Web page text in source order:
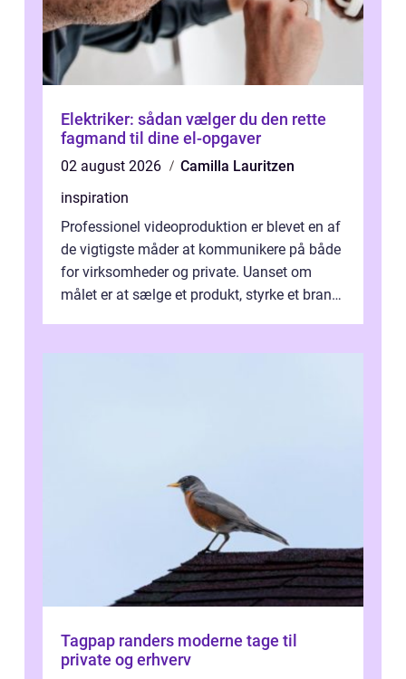
Elektriker: sådan vælger du den rette
fagmand til dine el-opgaver
02 august 2026
Camilla Lauritzen
inspiration
Professionel videoproduktion er blevet en af
de vigtigste måder at kommunikere på både
for virksomheder og private. Uanset om
målet er at sælge et produkt, styrke et brand,
Tagpap randers moderne tage til
private og erhverv